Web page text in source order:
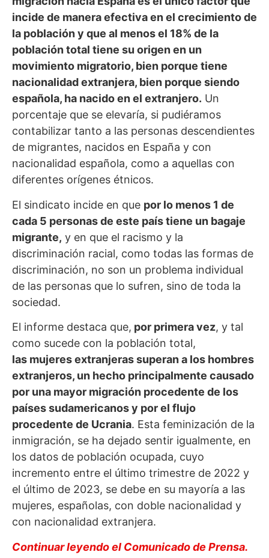
incide de manera efectiva en el crecimiento de
la población y que al menos el 18% de la
población total tiene su origen en un
movimiento migratorio, bien porque tiene
nacionalidad extranjera, bien porque siendo
española, ha nacido en el extranjero. Un
porcentaje que se elevaría, si pudiéramos
contabilizar tanto a las personas descendientes
de migrantes, nacidos en España y con
nacionalidad española, como a aquellas con
diferentes orígenes étnicos.
El sindicato incide en que por lo menos 1 de
cada 5 personas de este país tiene un bagaje
migrante, y en que el racismo y la
discriminación racial, como todas las formas de
discriminación, no son un problema individual
de las personas que lo sufren, sino de toda la
sociedad.
El informe destaca que, por primera vez, y tal
como sucede con la población total,
las mujeres extranjeras superan a los hombres
extranjeros, un hecho principalmente causado
por una mayor migración procedente de los
países sudamericanos y por el flujo
procedente de Ucrania. Esta feminización de la
inmigración, se ha dejado sentir igualmente, en
los datos de población ocupada, cuyo
incremento entre el último trimestre de 2022 y
el último de 2023, se debe en su mayoría a las
mujeres, españolas, con doble nacionalidad y
con nacionalidad extranjera.
Continuar leyendo el Comunicado de Prensa.